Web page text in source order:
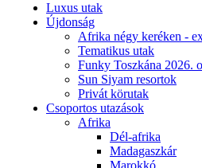
Luxus utak
Újdonság
Afrika négy keréken -
Tematikus utak
Funky Toszkána 2026.
Sun Siyam resortok
Privát körutak
Csoportos utazások
Afrika
Dél-afrika
Madagaszkár
Marokkó